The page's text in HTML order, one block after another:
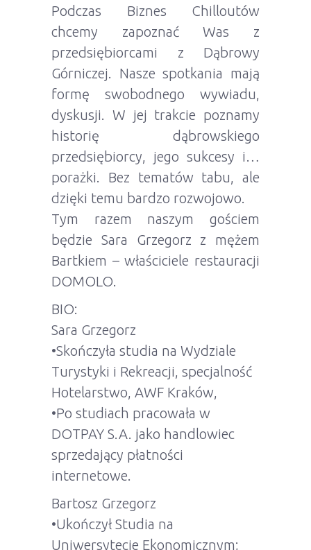
Podczas Biznes Chilloutów
chcemy zapoznać Was z
przedsiębiorcami z Dąbrowy
Górniczej. Nasze spotkania mają
formę swobodnego wywiadu,
dyskusji. W jej trakcie poznamy
historię dąbrowskiego
przedsiębiorcy, jego sukcesy i…
porażki. Bez tematów tabu, ale
dzięki temu bardzo rozwojowo.
Tym razem naszym gościem
będzie Sara Grzegorz z mężem
Bartkiem – właściciele restauracji
DOMOLO.
BIO:
Sara Grzegorz
•Skończyła studia na Wydziale
Turystyki i Rekreacji, specjalność
Hotelarstwo, AWF Kraków,
•Po studiach pracowała w
DOTPAY S.A. jako handlowiec
sprzedający płatności
internetowe.
Bartosz Grzegorz
•Ukończył Studia na
Uniwersytecie Ekonomicznym;